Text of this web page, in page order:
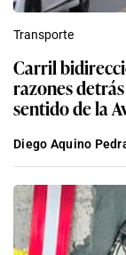
Transporte
Carril
razones
sentido de la
Diego Aquino